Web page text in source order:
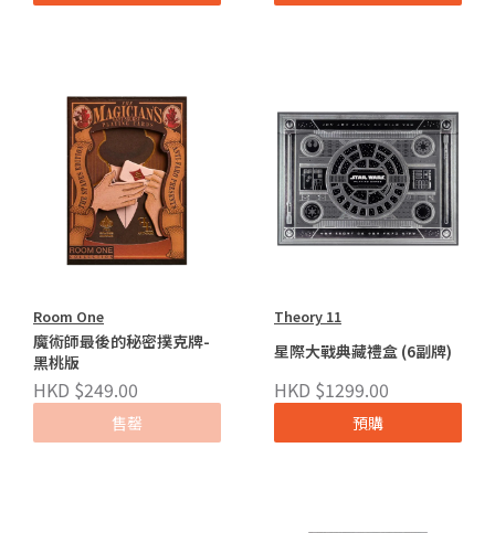
Room One
魔術師最後的秘密撲克牌-
黑桃版
HKD $249.00
售罄
Theory 11
星際大戰典藏禮盒 (6副牌)
HKD $1299.00
預購